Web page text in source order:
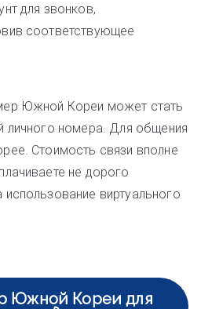
для звонков,
соответствующее
Южной Кореи может стать
личного номера. Для общения
Стоимость связи вполне
не дорого
виртуального
Южной Кореи для